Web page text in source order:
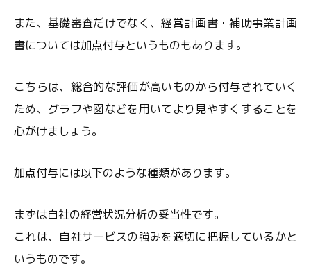
また、基礎審査だけでなく、経営計画書・補助事業計画
書については加点付与というものもあります。
こちらは、総合的な評価が高いものから付与されていく
ため、グラフや図などを用いてより見やすくすることを
心がけましょう。
加点付与には以下のような種類があります。
まずは自社の経営状況分析の妥当性です。
これは、自社サービスの強みを適切に把握しているかと
いうものです。